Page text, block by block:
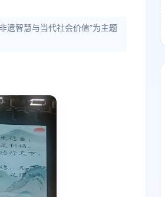
遗智慧与当代社会价值”为主题